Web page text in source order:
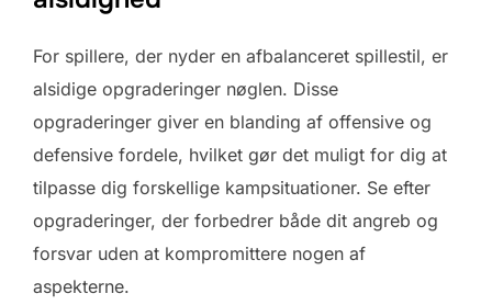
For spillere, der nyder en afbalanceret spillestil, er
alsidige opgraderinger nøglen. Disse
opgraderinger giver en blanding af offensive og
defensive fordele, hvilket gør det muligt for dig at
tilpasse dig forskellige kampsituationer. Se efter
opgraderinger, der forbedrer både dit angreb og
forsvar uden at kompromittere nogen af
aspekterne.